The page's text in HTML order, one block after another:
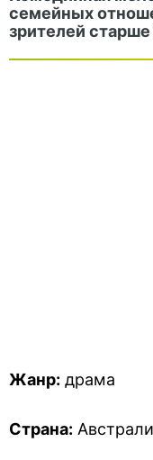
семейных
зрителей старше
Жанр: драма
Страна: